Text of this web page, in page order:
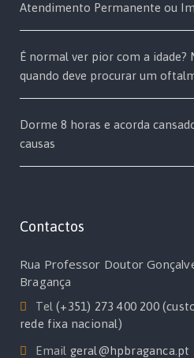
Atendimento Permanente ou
É normal ver pior com a idade?
quando deve procurar um
Dorme 8 horas e acorda
causas
Contactos
Rua Professor Doutor
Bragança
Tel(+351) 273 400 200
rede fixa nacional)
Email geral@hpbraganca.pt